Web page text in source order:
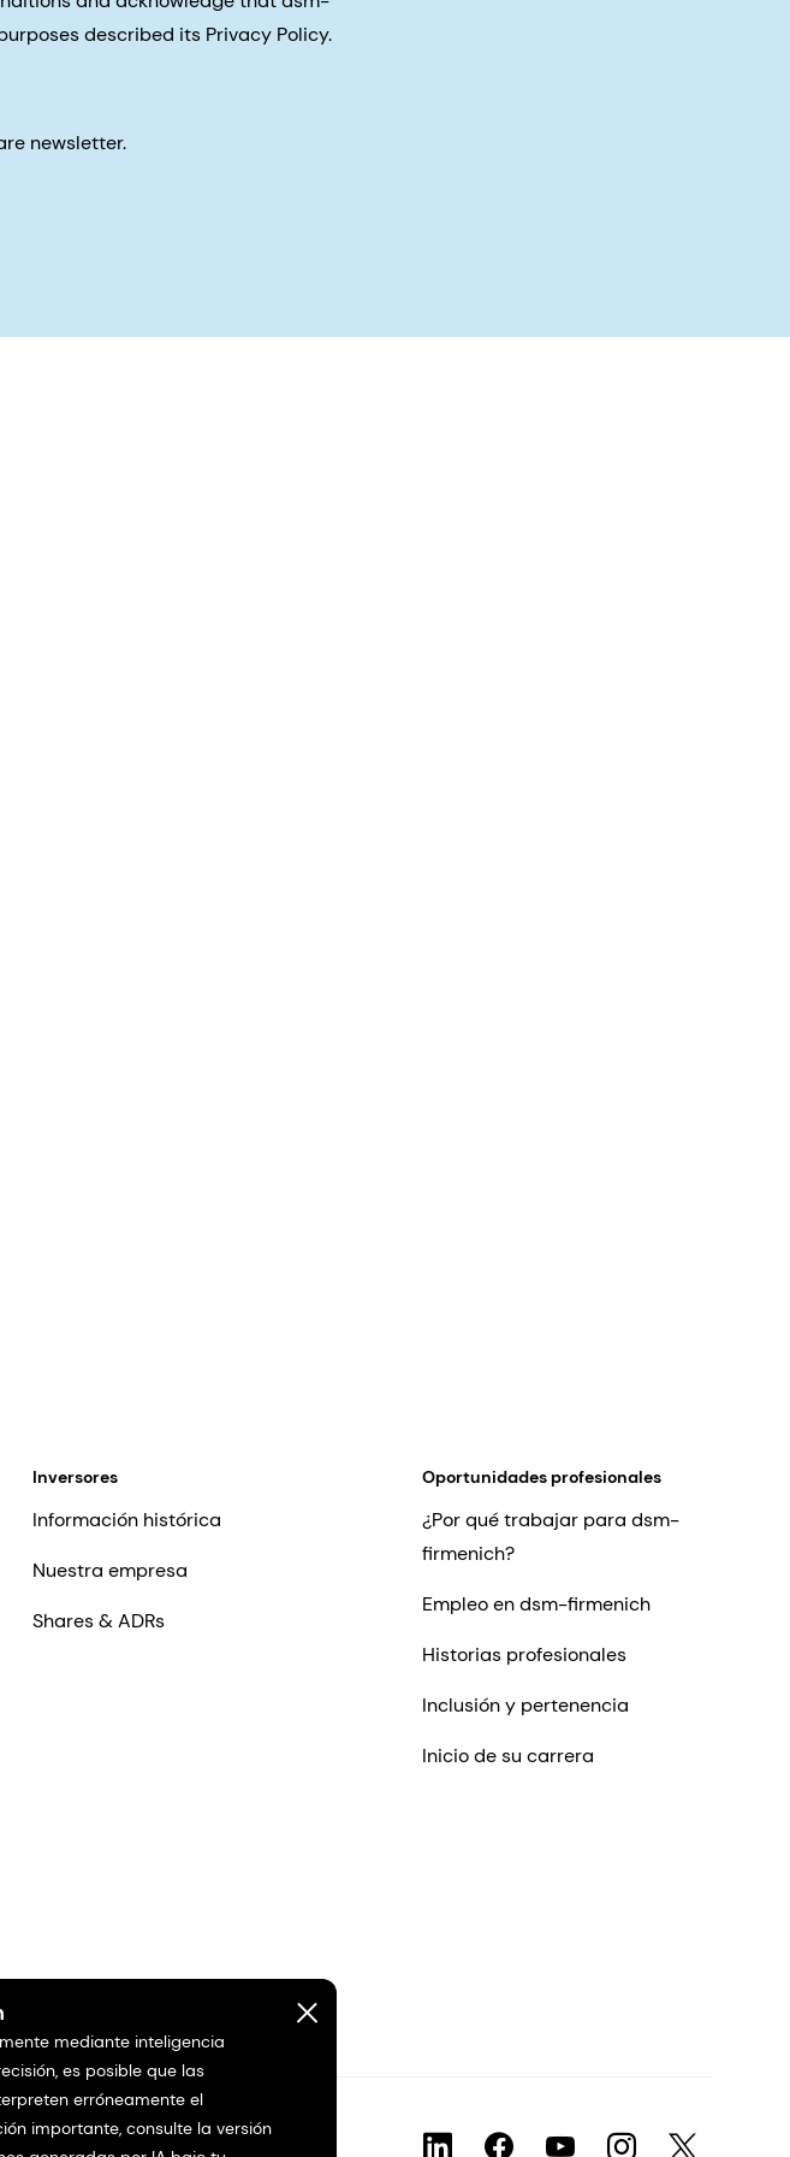
described its Privacy Policy.
newsletter.
mediante inteligencia
es posible que las
erróneamente el
importante, consulte la versión
Inversores
Información histórica
Nuestra empresa
Shares & ADRs
Oportunidades profesionales
¿Por qué trabajar para dsm-
firmenich?
Empleo en dsm-firmenich
Historias profesionales
Inclusión y pertenencia
Inicio de su carrera